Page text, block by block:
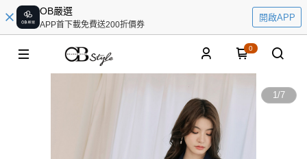
OB嚴選
APP首下載免費送200折價券
開啟APP
0
1/7